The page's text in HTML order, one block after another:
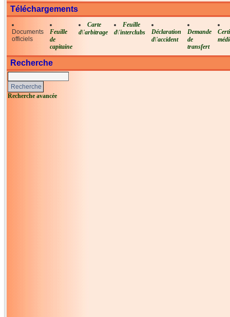
Téléchargements
Documents
officiels
Feuille
de
capitaine
Carte
d\'arbitrage
Feuille
d\'interclubs
Déclaration
d\'accident
Demande
de
transfert
Recherche
Recherche avancée